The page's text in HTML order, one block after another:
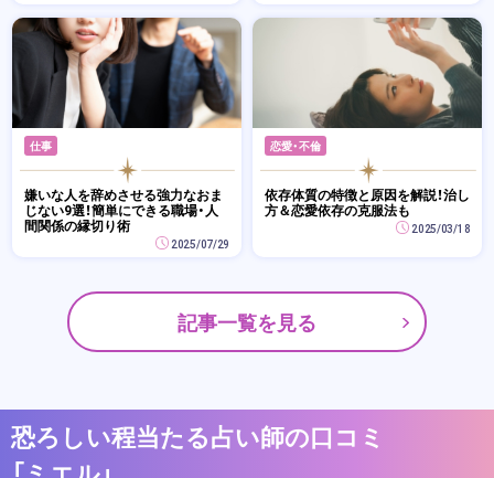
仕事
嫌いな人を辞めさせる強力なおま
じない9選！簡単にできる職場・人
間関係の縁切り術
2025/07/29
恋愛・不倫
依存体質の特徴と原因を解説！治し
方＆恋愛依存の克服法も
2025/03/18
記事一覧を見る
恐ろしい程当たる占い師の口コミ